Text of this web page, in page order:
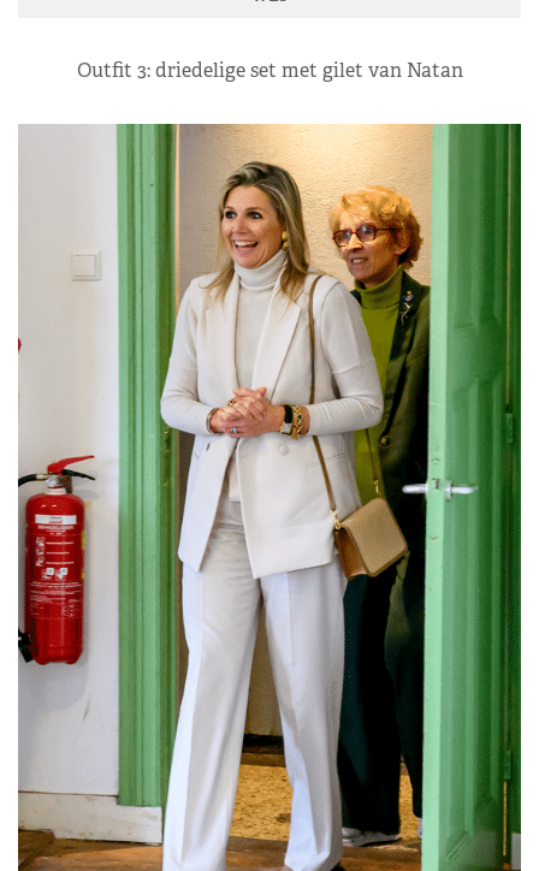
Outfit 3: driedelige set met gilet van Natan